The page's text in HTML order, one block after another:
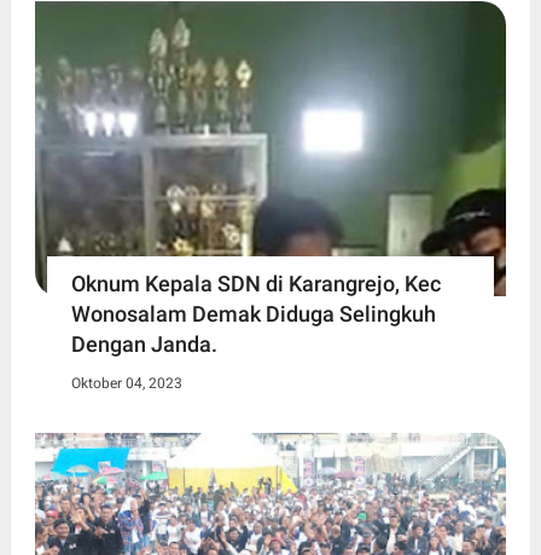
Oknum Kepala SDN di Karangrejo, Kec
Wonosalam Demak Diduga Selingkuh
Dengan Janda.
Oktober 04, 2023